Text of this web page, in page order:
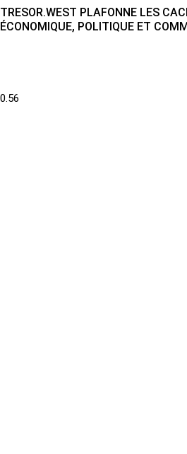
TRESOR.WEST PLAFONNE LES
ÉCONOMIQUE, POLITIQUE ET